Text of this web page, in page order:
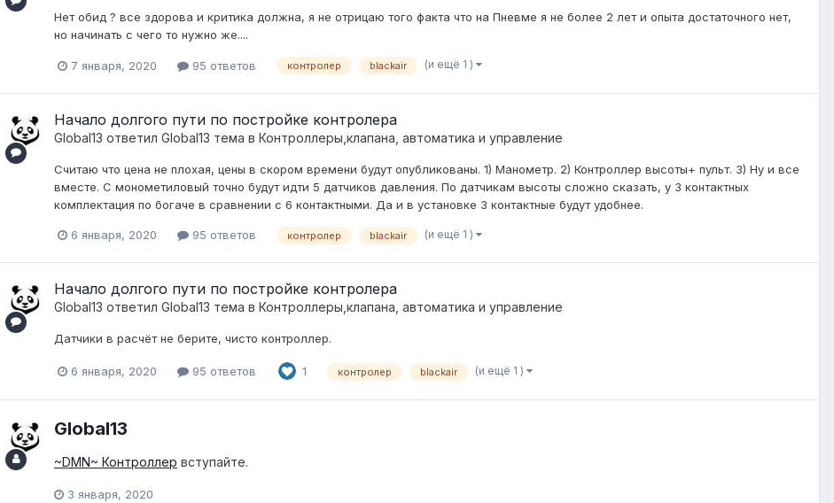
Нет обид ? все здорова и критика должна, я не отрицаю того факта что на Пневме я не более 2 лет и опыта достаточного нет,
но начинать с чего то нужно же....
7 января, 2020 95 ответов контролер blackair (и ещё 1 )
Начало долгого пути по постройке контролера
Global13 ответил Global13 тема в Контроллеры,клапана, автоматика и управление
Считаю что цена не плохая, цены в скором времени будут опубликованы. 1) Манометр. 2) Контроллер высоты+ пульт. 3) Ну и все
вместе. С монометиловый точно будут идти 5 датчиков давления. По датчикам высоты сложно сказать, у 3 контактных
комплектация по богаче в сравнении с 6 контактными. Да и в установке 3 контактные будут удобнее.
6 января, 2020 95 ответов контролер blackair (и ещё 1 )
Начало долгого пути по постройке контролера
Global13 ответил Global13 тема в Контроллеры,клапана, автоматика и управление
Датчики в расчёт не берите, чисто контроллер.
6 января, 2020 95 ответов 1 контролер blackair (и ещё 1 )
Global13
~DMN~ Контроллер вступайте.
3 января, 2020